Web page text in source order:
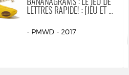
BANANAGRAMS : LE JEU DE
LETTRES RAPIDE! : [JEU ET ...
- PMWD - 2017